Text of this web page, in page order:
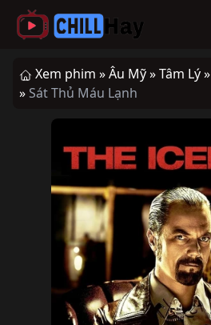
Xem phim »Âu Mỹ »Tâm Lý »
»Sát Thủ Máu Lạnh